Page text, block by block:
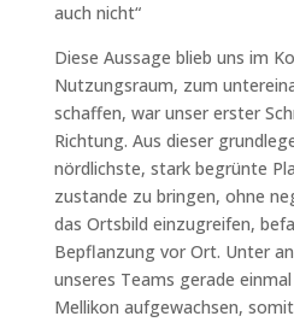
auch nicht“
Diese Aussage blieb uns im
Nutzungsraum, zum
schaffen, war unser erster
Richtung. Aus dieser
nördlichste, stark begrünte
zustande zu bringen, ohne
das Ortsbild einzugreifen,
Bepflanzung vor Ort. Unter
unseres Teams gerade
Mellikon aufgewachsen,